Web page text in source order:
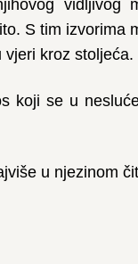
vidljivog
S tim izvorima
kroz stoljeća.
koji se u
u njezinom